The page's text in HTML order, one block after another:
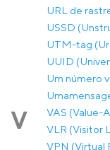
URL de
USSD
UTM-tag
UUID
Um número
V
VAS (Value-
VLR (Visitor
VPN (Virtual